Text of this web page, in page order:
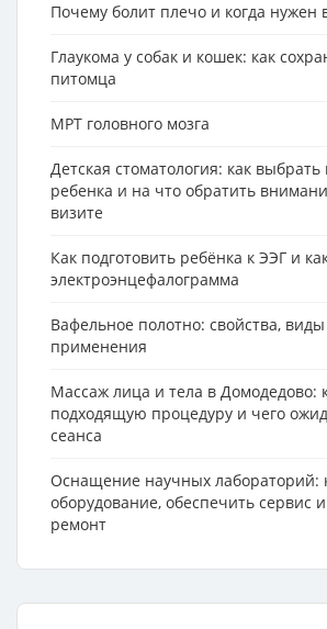
Почему болит плечо и когда нужен
Глаукома у собак и кошек: как
питомца
МРТ головного мозга
Детская стоматология: как выбрать
ребенка и на что обратить
визите
Как подготовить ребёнка к ЭЭГ и
электроэнцефалограмма
Вафельное полотно: свойства,
применения
Массаж лица и тела в Домодедово:
подходящую процедуру и чего
сеанса
Оснащение научных лабораторий:
оборудование, обеспечить сервис
ремонт